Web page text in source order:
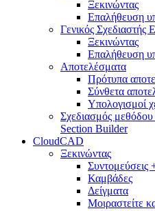
Ξεκινώντας
Επαλήθευση
Γενικός Σχεδιαστής
Ξεκινώντας
Επαλήθευση
Αποτελέσματα
Πρότυπα
Σύνθετα
Υπολογισμοί
Σχεδιασμός
Section Builder
CloudCAD
Ξεκινώντας
Καμβάδες
Δείγματα
Μοιραστείτε